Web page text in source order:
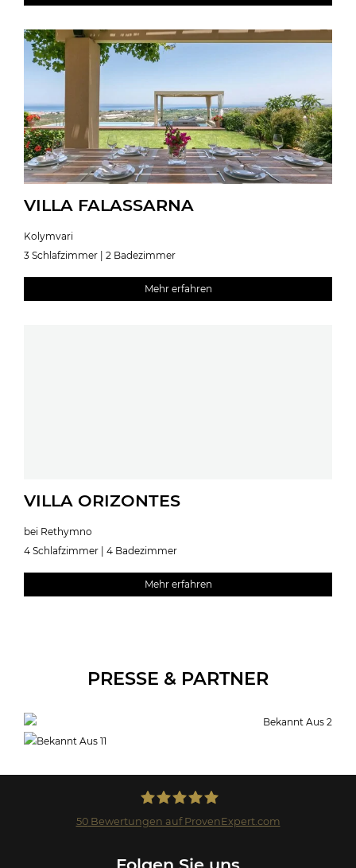
VILLA FALASSARNA
Kolymvari
3 Schlafzimmer | 2 Badezimmer
Mehr erfahren
VILLA ORIZONTES
bei Rethymno
4 Schlafzimmer | 4 Badezimmer
Mehr erfahren
PRESSE & PARTNER
50Bewertungen auf ProvenExpert.com